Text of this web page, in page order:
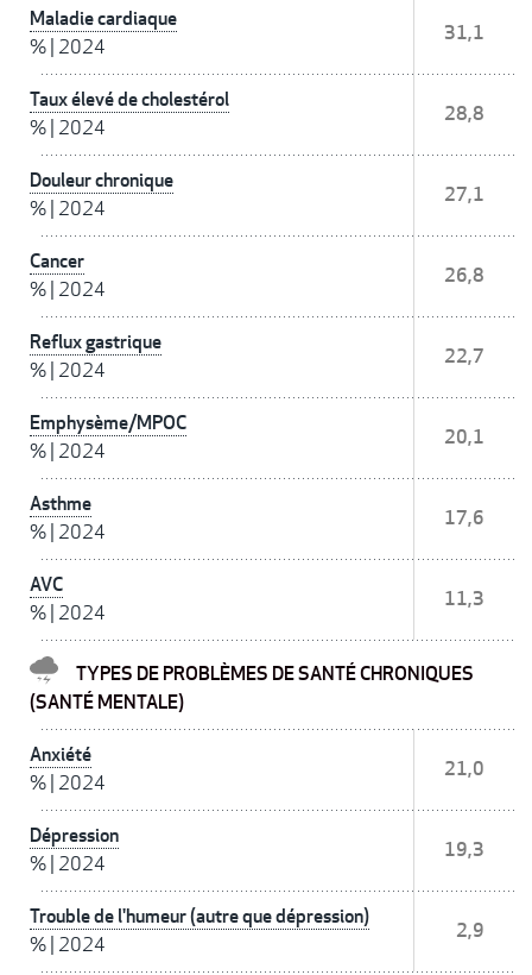
Maladie cardiaque
% 2024
31,1
Taux élevé de cholestérol
% 2024
28,8
Douleur chronique
% 2024
27,1
Cancer
% 2024
26,8
Reflux gastrique
% 2024
22,7
Emphysème/MPOC
% 2024
20,1
Asthme
% 2024
17,6
AVC
% 2024
11,3
TYPES DE PROBLÈMES DE SANTÉ CHRONIQUES
(SANTÉ MENTALE)
Anxiété
% 2024
21,0
Dépression
% 2024
19,3
Trouble de l'humeur (autre que dépression)
% 2024
2,9